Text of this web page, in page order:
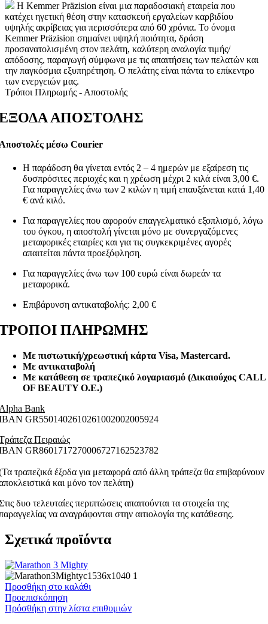
Η Kemmer Präzision είναι μια παραδοσιακή εταιρεία που
κατέχει ηγετική θέση στην κατασκευή εργαλείων καρβιδίου
υψηλής ακρίβειας για περισσότερα από 60 χρόνια. Το όνομα
Kemmer Präzision σημαίνει υψηλή ποιότητα, δράση
προσανατολισμένη στον πελάτη, καλύτερη αναλογία τιμής/
απόδοσης, παραγωγή σύμφωνα με τις απαιτήσεις των πελατών και
την παγκόσμια εξυπηρέτηση. Ο πελάτης είναι πάντα το επίκεντρο
των ενεργειών μας.
Τρόποι Πληρωμής - Αποστολής
ΑΠΟΣΤΟΛΗΣ
μέσω Courier
Η παράδοση θα γίνεται εντός 2 – 4 ημερών με εξαίρεση τις
δυσπρόσιτες περιοχές και η χρέωση μέχρι 2 κιλά είναι 3,00 €.
Για παραγγελίες άνω των 2 κιλών η τιμή επαυξάνεται κατά 1,40
€ ανά κιλό.
Για παραγγελίες που αφορούν επαγγελματικό εξοπλισμό, λόγω
του όγκου, η αποστολή γίνεται μόνο με συνεργαζόμενες
μεταφορικές εταιρίες και για τις συγκεκριμένες αγορές
απαιτείται πάντα προεξόφληση.
Για παραγγελίες άνω των 100 ευρώ είναι δωρεάν τα
μεταφορικά.
Επιβάρυνση αντικαταβολής: 2,00 €
ΠΛΗΡΩΜΗΣ
Με πιστωτική/χρεωστική κάρτα Visa, Mastercard.
Με αντικαταβολή
Με κατάθεση σε τραπεζικό λογαριασμό (Δικαιούχος CALL
OF BEAUTY O.E.)
Bank
GR5501402610261002002005924
Πειραιώς
GR8601717270006727162523782
τραπεζικά έξοδα για μεταφορά από άλλη τράπεζα θα επιβαρύνουν
και μόνο τον πελάτη)
δυο τελευταίες περιπτώσεις απαιτούνται τα στοιχεία της
να αναγράφονται στην αιτιολογία της κατάθεσης.
Σχετικά προϊόντα
Προσθήκη στο καλάθι
Προεπισκόπηση
Πρόσθήκη στην λίστα επιθυμιών